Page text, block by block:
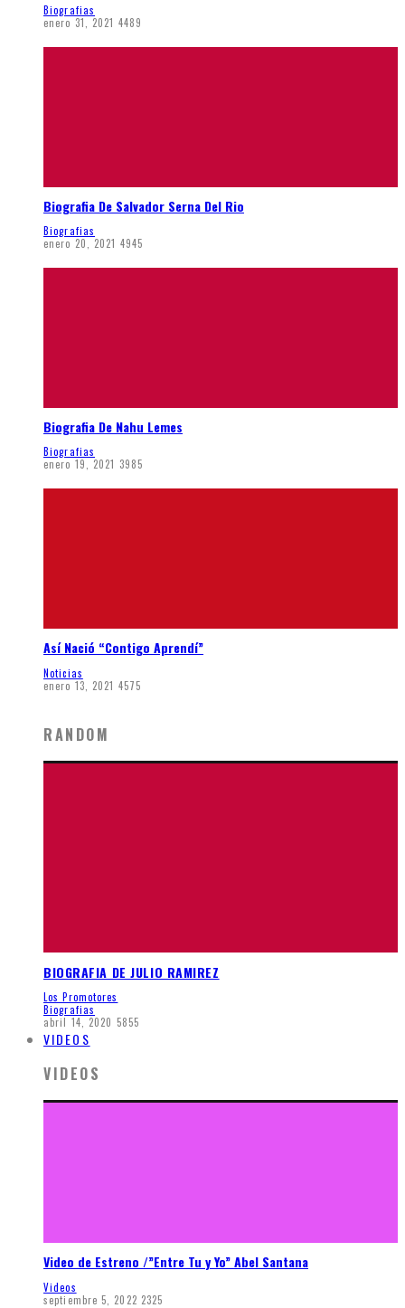
Biografias
enero 31, 2021 4489
Biografia De Salvador Serna Del Rio
Biografias
enero 20, 2021 4945
Biografia De Nahu Lemes
Biografias
enero 19, 2021 3985
Así Nació “Contigo Aprendí”
Noticias
enero 13, 2021 4575
RANDOM
BIOGRAFIA DE JULIO RAMIREZ
Los Promotores
Biografias
abril 14, 2020 5855
VIDEOS
VIDEOS
Video de Estreno /”Entre Tu y Yo” Abel Santana
Videos
septiembre 5, 2022 2325